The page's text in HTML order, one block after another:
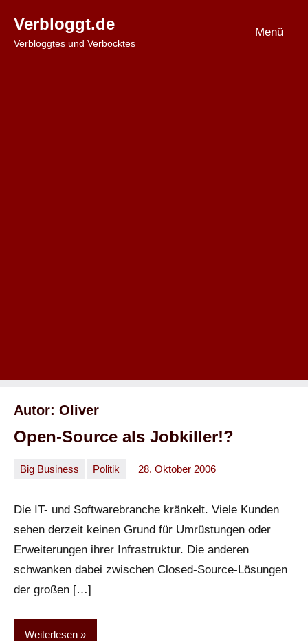
Inhalt
springen
Verbloggt.de
Verbloggtes und Verbocktes
Menü
Autor: Oliver
Open-Source als Jobkiller!?
Big Business Politik 28. Oktober 2006
Oliver
Keine
Die IT- und Softwarebranche kränkelt. Viele Kunden
sehen derzeit keinen Grund für Umrüstungen oder
Erweiterungen ihrer Infrastruktur. Die anderen
schwanken dabei zwischen Closed-Source-Lösungen
der großen […]
Weiterlesen